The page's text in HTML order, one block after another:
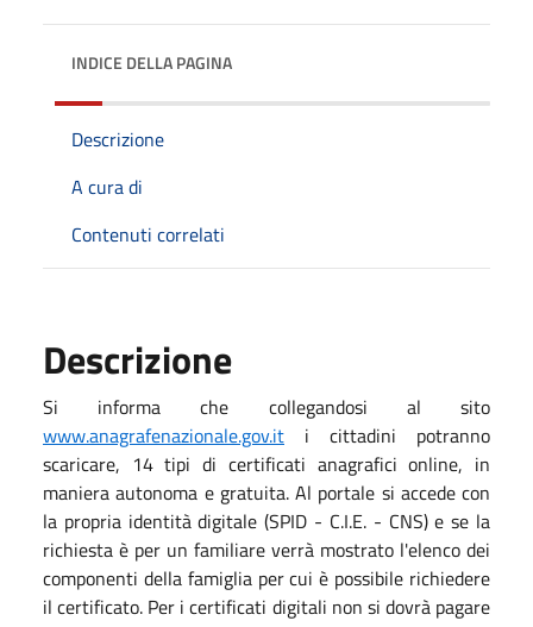
INDICE DELLA PAGINA
Descrizione
A cura di
Contenuti correlati
Descrizione
Si informa che collegandosi al sito
www.anagrafenazionale.gov.it i cittadini potranno
scaricare, 14 tipi di certificati anagrafici online, in
maniera autonoma e gratuita. Al portale si accede con
la propria identità digitale (SPID - C.I.E. - CNS) e se la
richiesta è per un familiare verrà mostrato l'elenco dei
componenti della famiglia per cui è possibile richiedere
il certificato. Per i certificati digitali non si dovrà pagare